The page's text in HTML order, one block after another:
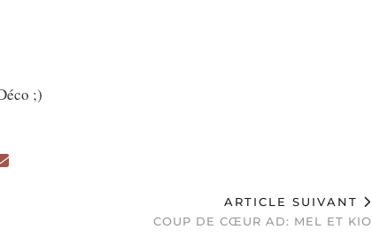
;)
ARTICLE SUIVANT
COUP DE CŒUR AD: MEL ET KIO